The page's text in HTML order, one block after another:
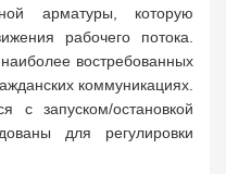
арматуры, которую
рабочего потока.
востребованных
коммуникациях.
с запуском/остановкой
для регулировки